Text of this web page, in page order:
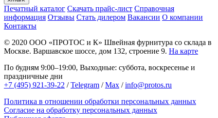
Печатный каталог Скачать прайс-лист Справочная
информация Отзывы Стать дилером Вакансии О компании
Контакты
© 2020 ООО «ПРОТОС и К» Швейная фурнитура со склада в
Москве. Варшавское шоссе, дом 132, строение 9. На карте
По будням 9:00–19:00, Выходные: суббота, воскресенье и
праздничные дни
+7 (495) 921-39-22 /Telegram /Max /info@protos.ru
Политика в отношении обработки персональных данных
Согласие на обработку персональных данных